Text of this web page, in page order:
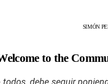
SIMÓN
to the
todos, debe seguir